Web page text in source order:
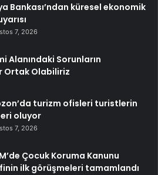
Bankası’ndan küresel ekonomik
7, 2026
Alanındaki Sorunların
Ortak Olabiliriz
turizm ofisleri turistlerin
oluyor
7, 2026
Çocuk Koruma Kanunu
ilk görüşmeleri tamamlandı